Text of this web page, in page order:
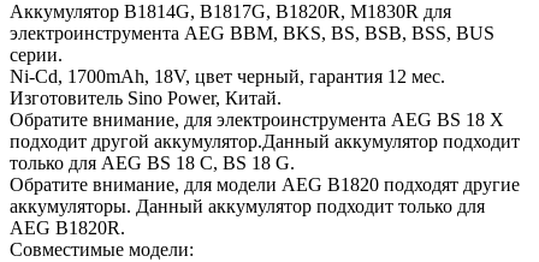
Аккумулятор B1814G, B1817G, B1820R, M1830R для
электроинструмента AEG BBM, BKS, BS, BSB, BSS, BUS
серии.
Ni-Cd, 1700mAh, 18V, цвет черный, гарантия 12 мес.
Изготовитель Sino Power, Китай.
Обратите внимание, для электроинструмента AEG BS 18 X
подходит другой аккумулятор.Данный аккумулятор подходит
только для AEG BS 18 С, BS 18 G.
Обратите внимание, для модели AEG B1820 подходят другие
аккумуляторы. Данный аккумулятор подходит только для
AEG B1820R.
Совместимые модели: